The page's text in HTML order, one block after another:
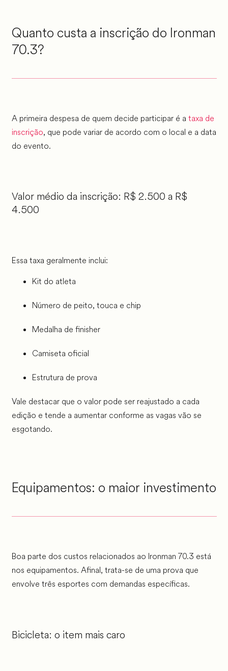
Quanto custa a inscrição do Ironman
70.3?
A primeira despesa de quem decide participar é a taxa de
inscrição, que pode variar de acordo com o local e a data
do evento.
Valor médio da inscrição: R$ 2.500 a R$
4.500
Essa taxa geralmente inclui:
Kit do atleta
Número de peito, touca e chip
Medalha de finisher
Camiseta oficial
Estrutura de prova
Vale destacar que o valor pode ser reajustado a cada
edição e tende a aumentar conforme as vagas vão se
esgotando.
Equipamentos: o maior investimento
Boa parte dos custos relacionados ao Ironman 70.3 está
nos equipamentos. Afinal, trata-se de uma prova que
envolve três esportes com demandas específicas.
Bicicleta: o item mais caro